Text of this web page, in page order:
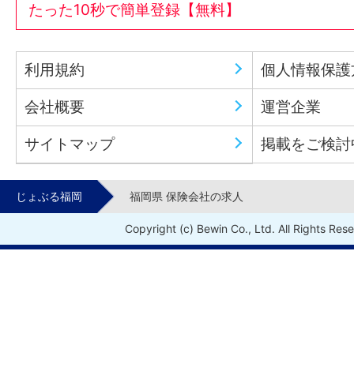
たった10秒で簡単登録【無料】
利用規約 個人情報保
会社概要 運営企業
サイトマップ 掲載をご検
じょぶる福岡 福岡県 保険会社の求人
Copyright (c) Bewin Co., Ltd. All Rights